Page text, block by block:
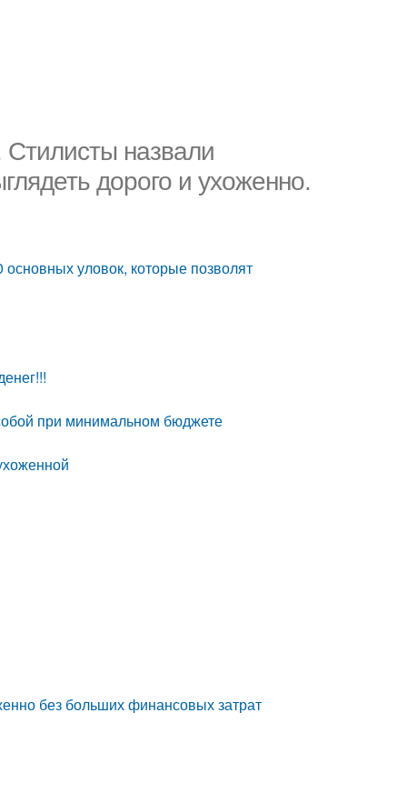
Стилисты назвали
дорого и ухоженно.
уловок, которые позволят
при минимальном бюджете
без больших финансовых затрат